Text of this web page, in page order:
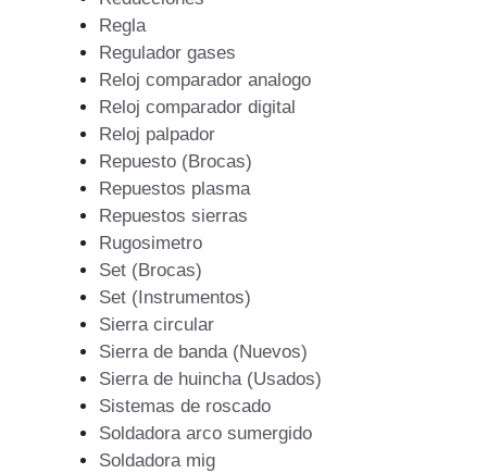
Regla
Regulador gases
Reloj comparador analogo
Reloj comparador digital
Reloj palpador
Repuesto (Brocas)
Repuestos plasma
Repuestos sierras
Rugosimetro
Set (Brocas)
Set (Instrumentos)
Sierra circular
Sierra de banda (Nuevos)
Sierra de huincha (Usados)
Sistemas de roscado
Soldadora arco sumergido
Soldadora mig